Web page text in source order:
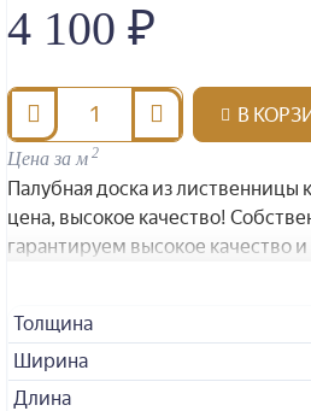
4 100 ₽
В
Толщина
Ширина
Длина
Палубная доска из
цена, высокое качество!
гарантируем высокое качество
Цена за м2